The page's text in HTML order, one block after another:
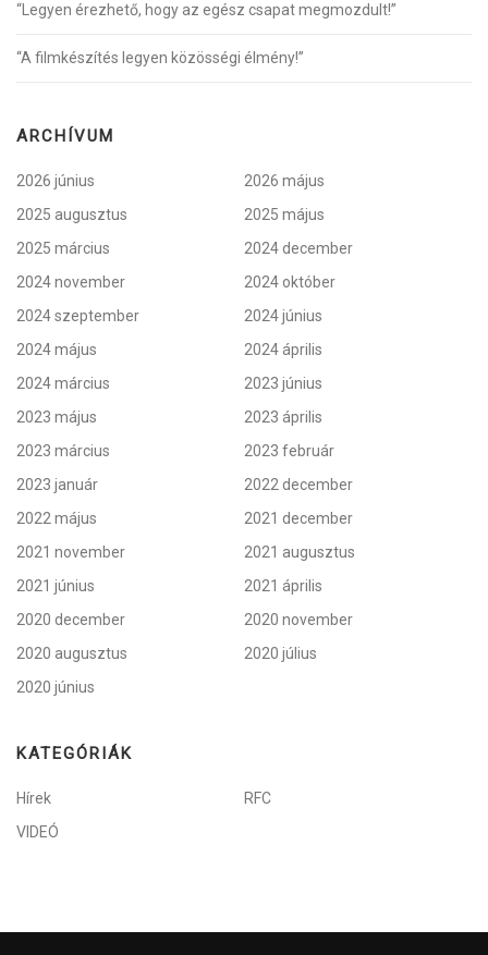
“Legyen érezhető, hogy az egész csapat megmozdult!”
“A filmkészítés legyen közösségi élmény!”
ARCHÍVUM
2026 június
2026 május
2025 augusztus
2025 május
2025 március
2024 december
2024 november
2024 október
2024 szeptember
2024 június
2024 május
2024 április
2024 március
2023 június
2023 május
2023 április
2023 március
2023 február
2023 január
2022 december
2022 május
2021 december
2021 november
2021 augusztus
2021 június
2021 április
2020 december
2020 november
2020 augusztus
2020 július
2020 június
KATEGÓRIÁK
Hírek
RFC
VIDEÓ